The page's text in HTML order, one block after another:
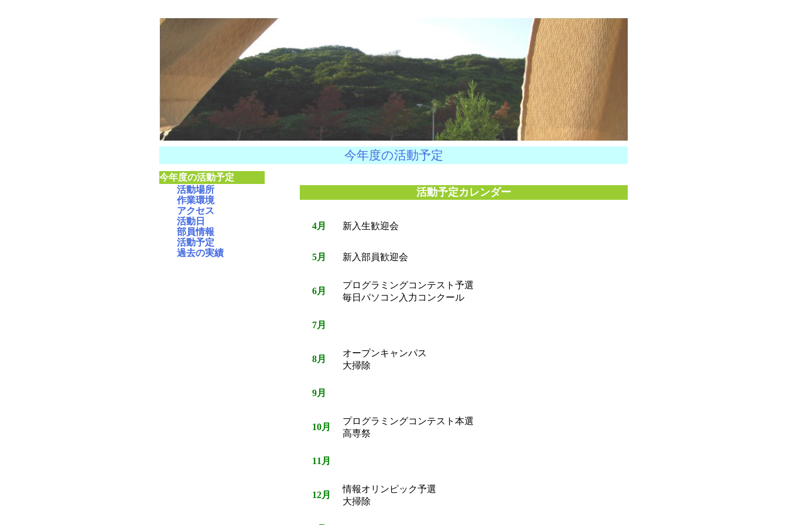
今年度の活動予定
今年度の活動予定
活動場所
作業環境
アクセス
活動日
部員情報
活動予定
過去の実績
活動予定カレンダー
4月 新入生歓迎会
5月 新入部員歓迎会
6月
プログラミングコンテスト予選
毎日パソコン入力コンクール
7月
8月
オープンキャンパス
大掃除
9月
10月
プログラミングコンテスト本選
高専祭
11月
12月
情報オリンピック予選
大掃除